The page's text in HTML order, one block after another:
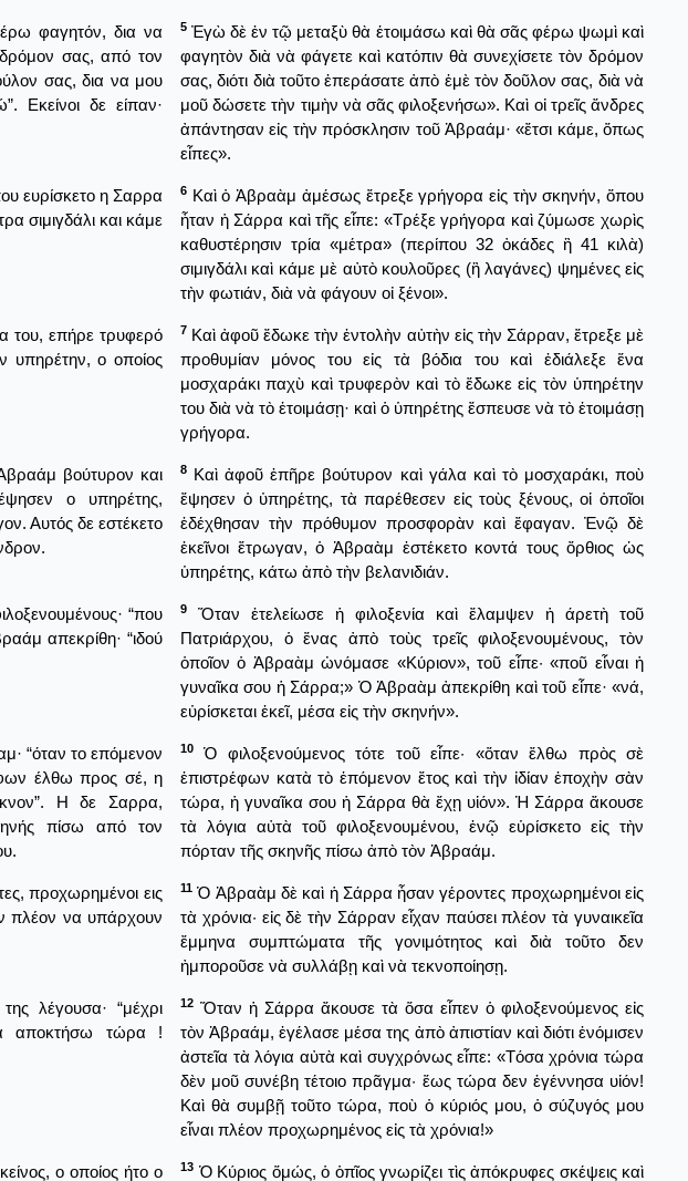
φαγητόν, δια να
δρόμον σας, από τον
σας, δια να μου
Εκείνοι δε είπαν·
5 Ἐγὼ δὲ ἐν τῷ μεταξὺ θὰ ἑτοιμάσω καὶ θὰ σᾶς φέρω ψωμὶ καὶ
φαγητὸν διὰ νὰ φάγετε καὶ κατόπιν θὰ συνεχίσετε τὸν δρόμον
σας, διότι διὰ τοῦτο ἐπεράσατε ἀπὸ ἐμὲ τὸν δοῦλον σας, διὰ νὰ
μοῦ δώσετε τὴν τιμὴν νὰ σᾶς φιλοξενήσω». Καὶ οἰ τρεῖς ἄνδρες
ἀπάντησαν εἰς τὴν πρόσκλησιν τοῦ Ἀβραάμ· «ἔτσι κάμε, ὅπως
εἶπες».
ευρίσκετο η Σαρρα
σιμιγδάλι και κάμε
6 Καὶ ὁ Ἀβραὰμ ἀμέσως ἔτρεξε γρήγορα εἰς τὴν σκηνήν, ὅπου
ἦταν ἡ Σάρρα καὶ τῆς εἶπε: «Τρέξε γρήγορα καὶ ζύμωσε χωρὶς
καθυστέρησιν τρία «μέτρα» (περίπου 32 ὀκάδες ἢ 41 κιλὰ)
σιμιγδάλι καὶ κάμε μὲ αὐτὸ κουλοῦρες (ἢ λαγάνες) ψημένες εἰς
τὴν φωτιάν, διὰ νὰ φάγουν οἰ ξένοι».
του, επήρε τρυφερό
υπηρέτην, ο οποίος
7 Καὶ ἀφοῦ ἔδωκε τὴν ἐντολὴν αὐτὴν εἰς τὴν Σάρραν, ἔτρεξε μὲ
προθυμίαν μόνος του εἰς τὰ βόδια του καὶ ἐδιάλεξε ἕνα
μοσχαράκι παχὺ καὶ τρυφερὸν καὶ τὸ ἔδωκε εἰς τὸν ὑπηρέτην
του διὰ νὰ τὸ ἑτοιμάσῃ· καὶ ὁ ὑπηρέτης ἔσπευσε νὰ τὸ ἑτοιμάσῃ
γρήγορα.
βούτυρον και
ο υπηρέτης,
Αυτός δε εστέκετο
8 Καὶ ἀφοῦ ἐπῆρε βούτυρον καὶ γάλα καὶ τὸ μοσχαράκι, ποὺ
ἔψησεν ὁ ὑπηρέτης, τὰ παρέθεσεν εἰς τοὺς ξένους, οἱ ὁποῖοι
ἐδέχθησαν τὴν πρόθυμον προσφορὰν καὶ ἔφαγαν. Ἐνῷ δὲ
ἐκεῖνοι ἔτρωγαν, ὁ Ἀβραὰμ ἐστέκετο κοντά τους ὄρθιος ὡς
ὑπηρέτης, κάτω ἀπὸ τὴν βελανιδιάν.
“που
απεκρίθη· “ιδού
9
Ὅταν ἐτελείωσε ἡ φιλοξενία καὶ ἔλαμψεν ἡ άρετὴ τοῦ
Πατριάρχου, ὁ ἕνας ἀπὸ τοὺς τρεῖς φιλοξενουμένους, τὸν
ὁποῖον ὁ Ἀβραὰμ ὠνόμασε «Κύριον», τοῦ εἶπε· «ποῦ εἶναι ἡ
γυναῖκα σου ἡ Σάρρα;» Ὁ Ἀβραὰμ ἀπεκρίθη καὶ τοῦ εἶπε· «νά,
εὑρίσκεται ἐκεῖ, μέσα εἰς τὴν σκηνήν».
“όταν το επόμενον
έλθω προς σέ, η
Η δε Σαρρα,
πίσω από τον
10
Ὁ φιλοξενούμενος τότε τοῦ εἶπε· «ὅταν ἔλθω πρὸς σὲ
ἐπιστρέφων κατὰ τὸ ἑπόμενον ἔτος καὶ τὴν ἰδίαν ἐποχὴν σὰν
τώρα, ἡ γυναῖκα σου ἡ Σάρρα θὰ ἔχῃ υἱόν». Ἡ Σάρρα ἄκουσε
τὰ λόγια αὐτὰ τοῦ φιλοξενουμένου, ἐνῷ εὑρίσκετο εἰς τὴν
πόρταν τῆς σκηνῆς πίσω ἀπὸ τὸν Ἀβραάμ.
προχωρημένοι εις
πλέον να υπάρχουν
11 Ὁ Ἀβραὰμ δὲ καὶ ἡ Σάρρα ἦσαν γέροντες προχωρημένοι εἰς
τὰ χρόνια· εἰς δὲ τὴν Σάρραν εἶχαν παύσει πλέον τὰ γυναικεῖα
ἔμμηνα συμπτώματα τῆς γονιμότητος καὶ διὰ τοῦτο δεν
ἠμποροῦσε νὰ συλλάβῃ καὶ νὰ τεκνοποίησῃ.
λέγουσα· “μέχρι
αποκτήσω τώρα !
12 Ὅταν ἡ Σάρρα ἄκουσε τὰ ὅσα εἶπεν ὁ φιλοξενούμενος εἰς
τὸν Ἀβραάμ, ἐγέλασε μέσα της ἀπὸ ἀπιστίαν καὶ διότι ἐνόμισεν
ἀστεῖα τὰ λόγια αὐτὰ καὶ συγχρόνως εἶπε: «Τόσα χρόνια τώρα
δὲν μοῦ συνέβη τέτοιο πρᾶγμα· ἕως τώρα δεν ἐγέννησα υἱόν!
Καὶ θὰ συμβῇ τοῦτο τώρα, ποὺ ὁ κύριός μου, ὁ σύζυγός μου
εἶναι πλέον προχωρημένος εἰς τὰ χρόνια!»
ο οποίος ήτο ο
13 Ὁ Κύριος ὅμώς, ὁ ὁπῖος γνωρίζει τὶς ἀπόκρυφες σκέψεις καὶ